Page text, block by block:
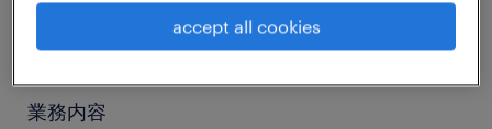
勤務期間
長期（3ヶ月以上）
業務内容
accept all cookies